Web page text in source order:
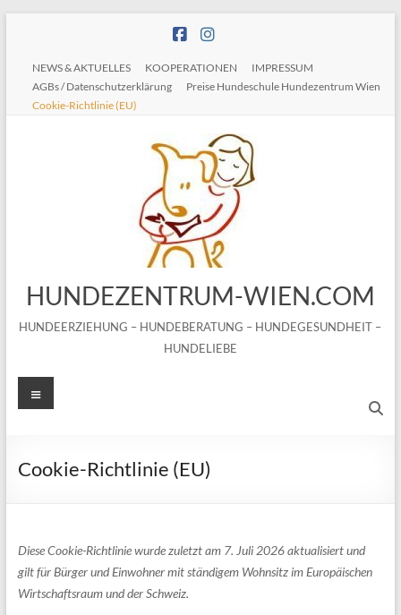
NEWS & AKTUELLES KOOPERATIONEN
IMPRESSUM
AGBs / Datenschutzerklärung
Preise Hundeschule Hundezentrum Wien
Cookie-Richtlinie (EU)
HUNDEZENTRUM-WIEN.COM
HUNDEERZIEHUNG – HUNDEBERATUNG – HUNDEGESUNDHEIT –
HUNDELIEBE
Menü
Cookie-Richtlinie (EU)
Diese Cookie-Richtlinie wurde zuletzt am 7. Juli 2026 aktualisiert und
gilt für Bürger und Einwohner mit ständigem Wohnsitz im Europäischen
Wirtschaftsraum und der Schweiz.